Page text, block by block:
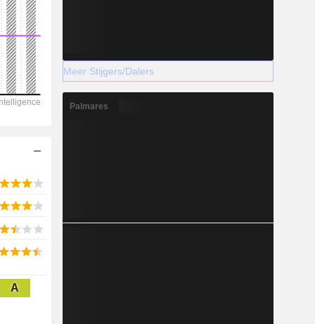
2028
103.675
2028
A
Meer Stijgers/Dalers
Palmares